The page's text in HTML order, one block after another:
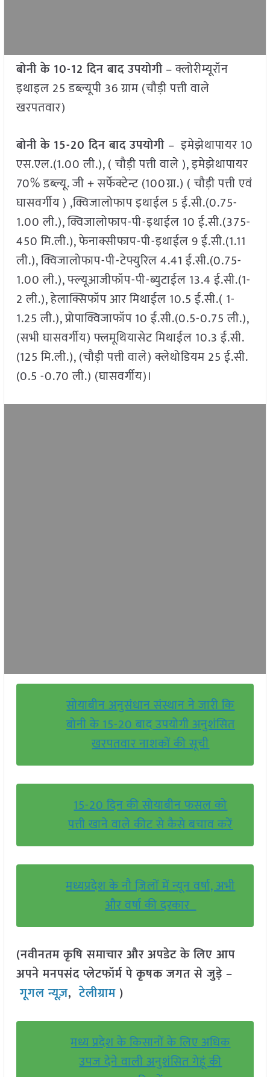
बोनी के 10-12 दिन बाद उपयोगी– क्लोरीम्यूरॉन
इथाइल 25 डब्ल्यूपी 36 ग्राम (चौड़ी पत्ती वाले
खरपतवार)
बोनी के 15-20 दिन बाद उपयोगी – इमेझेथापायर 10
एस.एल.(1.00 ली.), ( चौड़ी पत्ती वाले ), इमेझेथापायर
70% डब्ल्यू. जी + सर्फेक्टेन्ट (100ग्रा.) ( चौड़ी पत्ती एवं
घासवर्गीय ) ,क्विजालोफाप इथाईल 5 ई.सी.(0.75-
1.00 ली.), क्विजालोफाप-पी-इथाईल 10 ई.सी.(375-
450 मि.ली.), फेनाक्सीफाप-पी-इथाईल 9 ई.सी.(1.11
ली.), क्विजालोफाप-पी-टेफ्युरिल 4.41 ई.सी.(0.75-
1.00 ली.), फ्ल्यूआजीफॉप-पी-ब्युटाईल 13.4 ई.सी.(1-
2 ली.), हेलाक्सिफॉप आर मिथाईल 10.5 ई.सी.( 1-
1.25 ली.), प्रोपाक्विजाफॉप 10 ई.सी.(0.5-0.75 ली.),
(सभी घासवर्गीय) फ्लमूथियासेट मिथाईल 10.3 ई.सी.
(125 मि.ली.), (चौड़ी पत्ती वाले) क्लेथोडियम 25 ई.सी.
(0.5 -0.70 ली.) (घासवर्गीय)।
सोयाबीन अनुसंधान संस्थान ने जारी कि
बोनी के 15-20 बाद उपयोगी अनुशंसित
खरपतवार नाशकों की सूची
15-20 दिन की सोयाबीन फसल को
पत्ती खाने वाले कीट से कैसे बचाव करें
मध्यप्रदेश के नौ ज़िलों में न्यून वर्षा, अभी
और वर्षा की दरकार
(नवीनतम कृषि समाचार और अपडेट के लिए आप
अपने मनपसंद प्लेटफॉर्म पे कृषक जगत से जुड़े –
गूगल न्यूज़,टेलीग्राम )
मध्य प्रदेश के किसानों के लिए अधिक
उपज देने वाली अनुशंसित गेहूं की